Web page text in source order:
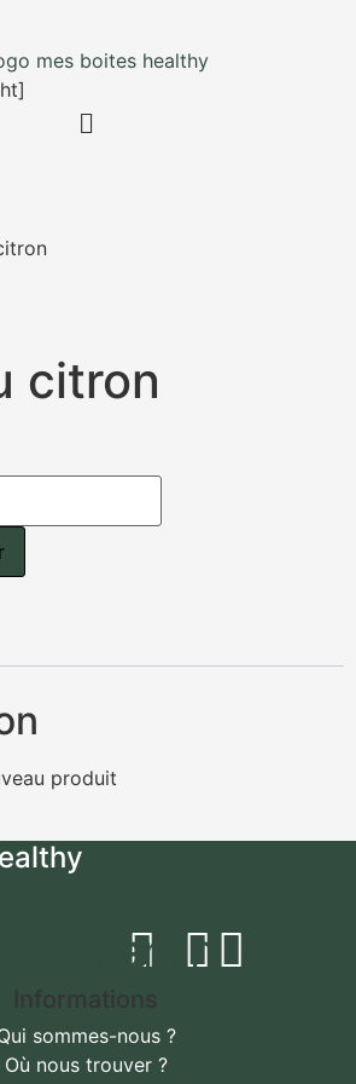
citron
produit
Linkedin
Informations
sommes-nous ?
Où nous trouver ?